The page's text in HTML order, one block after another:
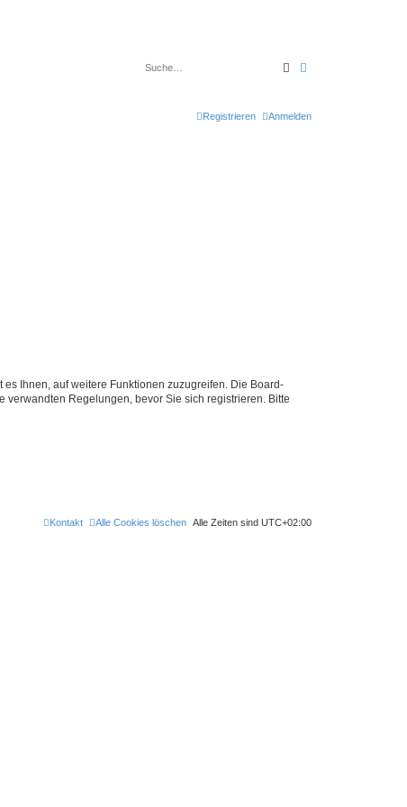
Suche
Anmelden
Registrieren
Ihnen, auf weitere Funktionen zuzugreifen. Die Board-
Regelungen, bevor Sie sich registrieren. Bitte
Alle Zeiten sind UTC+02:00
Alle Cookies löschen
Kontakt